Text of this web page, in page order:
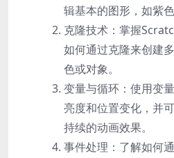
辑基本的图形，如紫色
克隆技术：掌握
如何通过克隆来创建
色或对象。
变量与循环：使用变
亮度和位置变化，并
持续的动画效果。
事件处理：了解如何